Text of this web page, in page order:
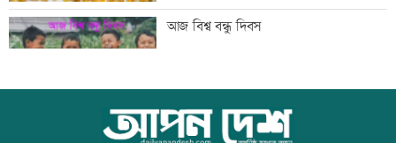
গুরুত্বপূর্ণ ব্যক্তিদের নিয়ে অপপ্রচারের বিরুদ্ধে
সতর্ক করল পুলিশ
নিরাপত্তা পেলে দেশে ফিরতে চান সাকিব
আজ বিশ্ব বন্ধু দিবস
কোরআন-হাদিসে নামাজ না পড়ার শাস্তি